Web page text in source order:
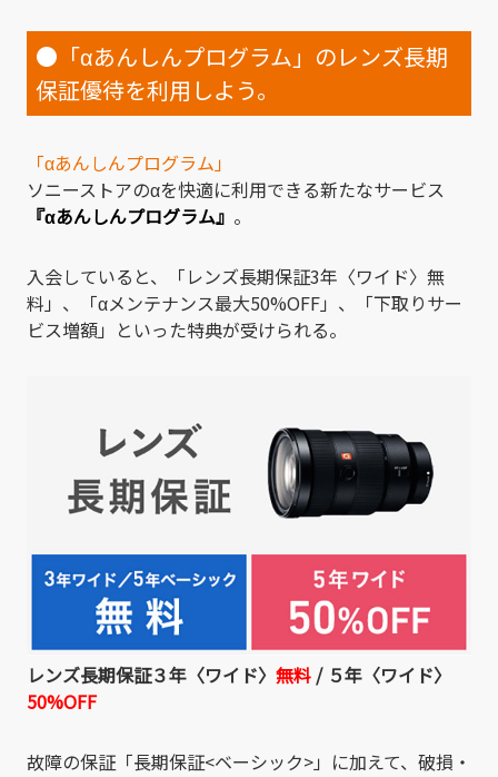
●「αあんしんプログラム」のレンズ長期
保証優待を利用しよう。
「αあんしんプログラム」
ソニーストアのαを快適に利用できる新たなサービス
『αあんしんプログラム』 。
入会していると、「レンズ長期保証3年〈ワイド〉無
料」、「αメンテナンス最大50%OFF」、「下取りサー
ビス増額」といった特典が受けられる。
レンズ長期保証３年〈ワイド〉 無料 / ５年〈ワイド〉
50%OFF
故障の保証「長期保証<ベーシック>」に加えて、破損・